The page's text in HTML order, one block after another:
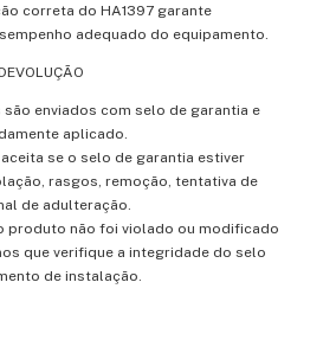
correta do HA1397 garante
adequado do equipamento.
enviados com selo de garantia e
aplicado.
se o selo de garantia estiver
rasgos, remoção, tentativa de
de adulteração.
produto não foi violado ou modificado
que verifique a integridade do selo
de instalação.